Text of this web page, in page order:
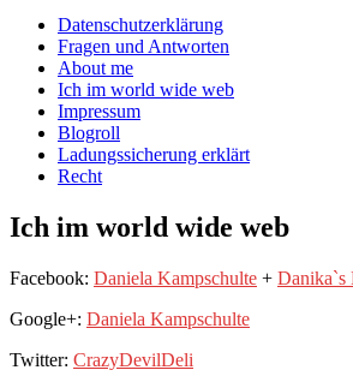
Facebook
anzeigen
Twitter
anzeigen
auf
Instagram
anzeigen
Main
menu
Skip
content
Datenschutzerklärung
Fragen und Antworten
About me
Ich im world wide web
Impressum
Blogroll
Ladungssicherung erklärt
Recht
Ich im world wide web
Facebook: Daniela Kampschulte + Danika`s
Google+: Daniela Kampschulte
Twitter: CrazyDevilDeli